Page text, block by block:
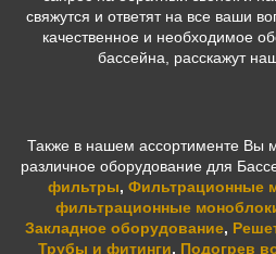
свяжутся и ответят на все ваши
качественное и необходимое
бассейна, расскажут
Также в нашем ассортименте Вы
различное оборудование для
фильтры, Фильтрационные
фильтрационные
Закладное оборудование,
Трубы и фитинги, Подогрев